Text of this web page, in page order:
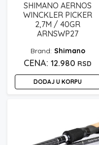
SHIMANO AERNOS
WINCKLER PICKER
2,7M / 40GR
ARNSWP27
Shimano
12.980 RSD
DODAJ U KORPU